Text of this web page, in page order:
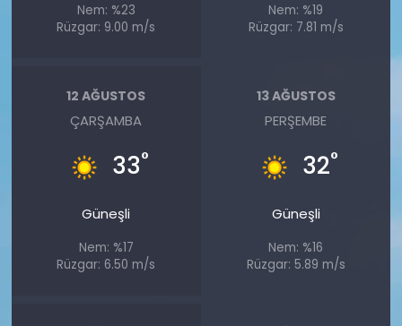
Nem: %23
Rüzgar: 9.00 m/s
Nem: %19
Rüzgar: 7.81 m/s
12 AĞUSTOS
ÇARŞAMBA
33°
Güneşli
Nem: %17
Rüzgar: 6.50 m/s
13 AĞUSTOS
PERŞEMBE
32°
Güneşli
Nem: %16
Rüzgar: 5.89 m/s